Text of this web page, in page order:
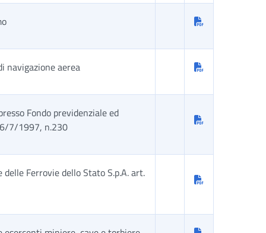
navigazione aerea
Fondo previdenziale ed
7/1997, n.230
Ferrovie dello Stato S.p.A. art.